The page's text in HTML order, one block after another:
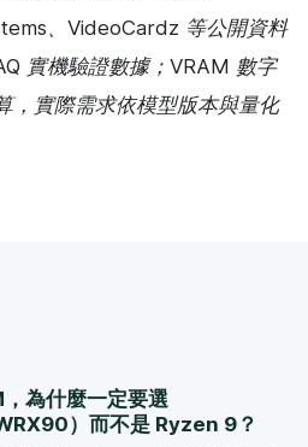
、VideoCardz 等公開資料
實機驗證數據；VRAM 數字
，實際需求依模型版本與量化
為什麼一定要選
）而不是 Ryzen 9？